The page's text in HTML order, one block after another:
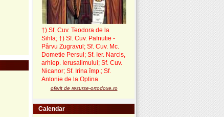
†) Sf. Cuv. Teodora de la
Sihla; †) Sf. Cuv. Pafnutie -
Pârvu Zugravul ; Sf. Cuv. Mc.
Dometie Persul; Sf. Ier. Narcis,
arhiep. Ierusalimului; Sf. Cuv.
Nicanor; Sf. Irina împ.; Sf.
Antonie de la Optina
oferit de resurse-ortodoxe.ro
Calendar